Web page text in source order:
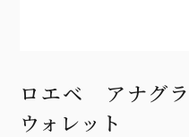
ロエベ アナグ
ウォレット